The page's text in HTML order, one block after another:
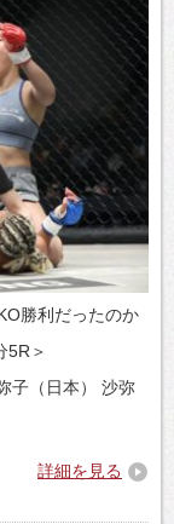
勝利だったのか
5R＞
子（日本） 沙弥
詳細を見る